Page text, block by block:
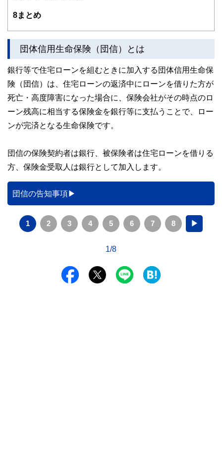
8まとめ
団体信用生命保険（団信）とは
銀行等で住宅ローンを組むときに加入する団体信用生命保
険（団信）は、住宅ローンの返済中にローンを借りた方が
死亡・高度障害になった場合に、保険会社がその時点のロ
ーン残高に相当する保険金を銀行等に支払うことで、ロー
ンが完済となる生命保険です。
団信の保険契約者は銀行、被保険者は住宅ローンを借りる
方、保険金受取人は銀行として加入します。
団信の告知事項
1 2 3 4 5 6 7 8 ▶
1/8